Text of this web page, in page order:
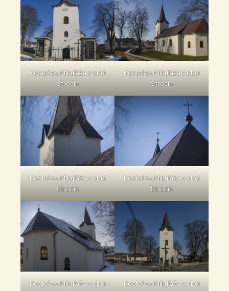
Kostol sv. Mikuláša v obci
Stročín
Kostol sv. Mikuláša v obci
Stročín
Kostol sv. Mikuláša v obci
Stročín
Kostol sv. Mikuláša v obci
Stročín
Kostol sv. Mikuláša v obci
Kostol sv. Mikuláša v obci